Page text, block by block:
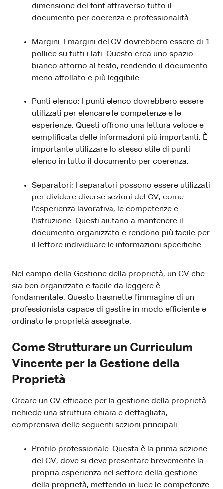
dimensione del font attraverso tutto il
documento per coerenza e professionalità.
Margini: I margini del CV dovrebbero essere di 1
pollice su tutti i lati. Questo crea uno spazio
bianco attorno al testo, rendendo il documento
meno affollato e più leggibile.
Punti elenco: I punti elenco dovrebbero essere
utilizzati per elencare le competenze e le
esperienze. Questi offrono una lettura veloce e
semplificata delle informazioni più importanti. È
importante utilizzare lo stesso stile di punti
elenco in tutto il documento per coerenza.
Separatori: I separatori possono essere utilizzati
per dividere diverse sezioni del CV, come
l'esperienza lavorativa, le competenze e
l'istruzione. Questi aiutano a mantenere il
documento organizzato e rendono più facile per
il lettore individuare le informazioni specifiche.
Nel campo della Gestione della proprietà, un CV che
sia ben organizzato e facile da leggere è
fondamentale. Questo trasmette l'immagine di un
professionista capace di gestire in modo efficiente e
ordinato le proprietà assegnate.
Come Strutturare un Curriculum
Vincente per la Gestione della
Proprietà
Creare un CV efficace per la gestione della proprietà
richiede una struttura chiara e dettagliata,
comprensiva delle seguenti sezioni principali:
Profilo professionale: Questa è la prima sezione
del CV, dove si deve presentare brevemente la
propria esperienza nel settore della gestione
della proprietà, mettendo in luce le competenze